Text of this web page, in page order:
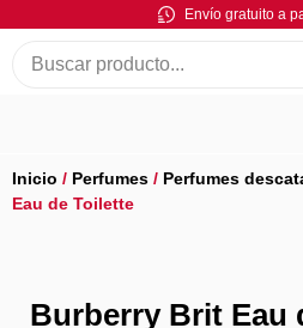
Envío gratuito a
Inicio / Perfumes / Perfumes
Eau de Toilette
Burberry Brit Eau